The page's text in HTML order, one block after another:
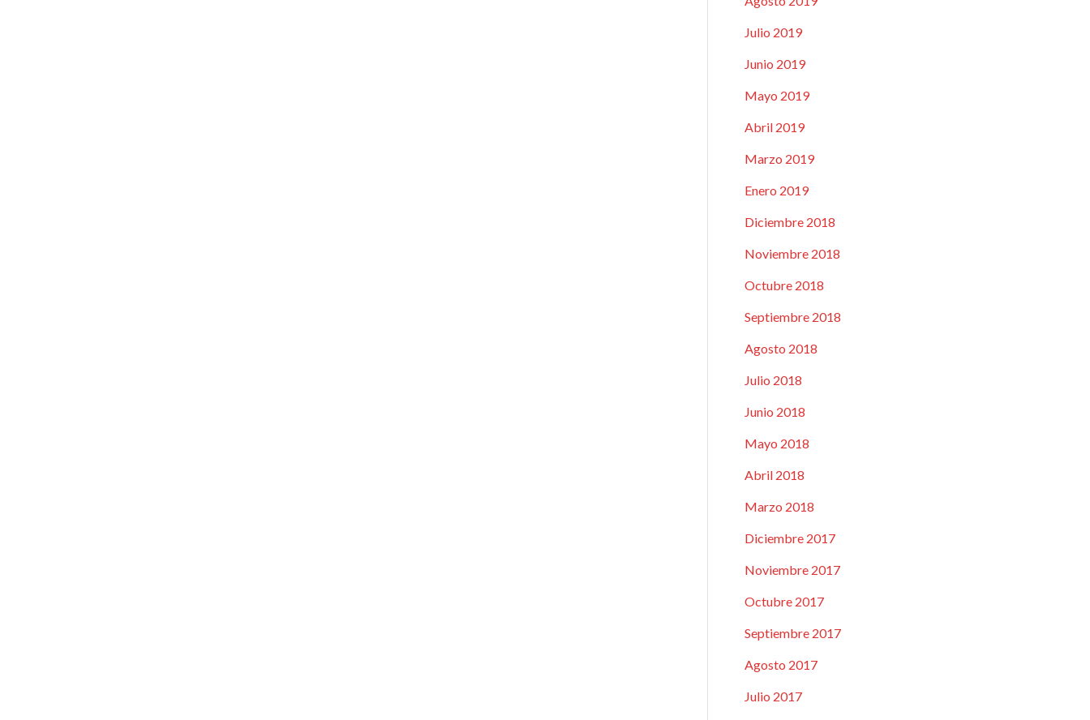
Julio 2019
Junio 2019
Mayo 2019
Abril 2019
Marzo 2019
Enero 2019
Diciembre 2018
Noviembre 2018
Octubre 2018
Septiembre 2018
Agosto 2018
Julio 2018
Junio 2018
Mayo 2018
Abril 2018
Marzo 2018
Diciembre 2017
Noviembre 2017
Octubre 2017
Septiembre 2017
Agosto 2017
Julio 2017